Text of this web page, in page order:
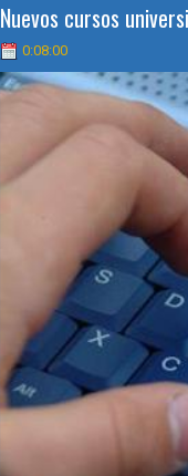
Nuevos cursos
0:08:00